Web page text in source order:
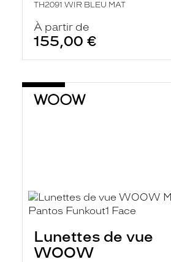
TH2091 WIR BLEU MAT
À partir de
155,00 €
Lunettes de vue
WOOW